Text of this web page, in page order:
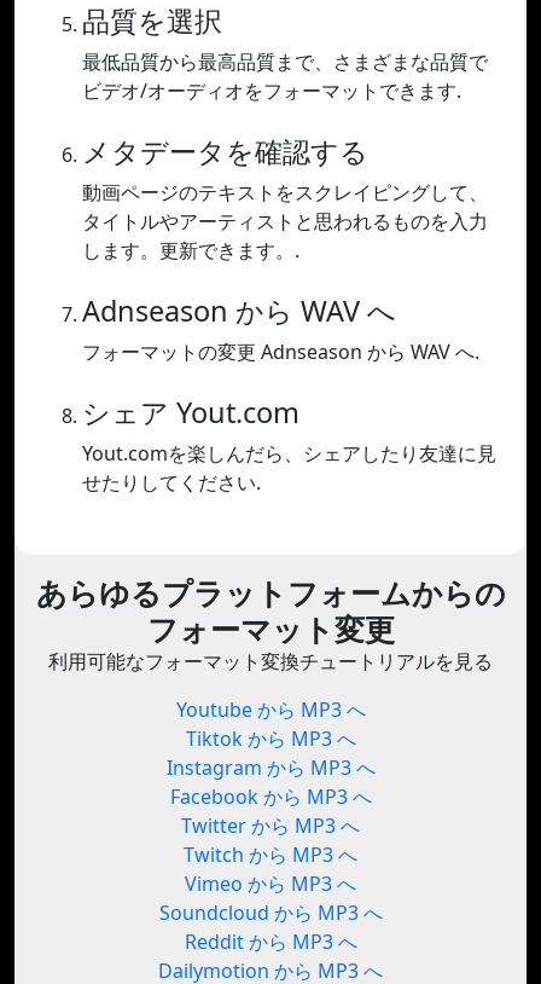
品質を選択
最低品質から最高品質まで、さまざまな品質で
ビデオ/オーディオをフォーマットできます.
メタデータを確認する
動画ページのテキストをスクレイピングして、
タイトルやアーティストと思われるものを入力
します。更新できます。.
Adnseason から WAV へ
フォーマットの変更 Adnseason から WAV へ.
シェア Yout.com
Yout.comを楽しんだら、シェアしたり友達に見
せたりしてください.
あらゆるプラットフォームからの
フォーマット変更
利用可能なフォーマット変換チュートリアルを見る
Youtube から MP3 へ
Tiktok から MP3 へ
Instagram から MP3 へ
Facebook から MP3 へ
Twitter から MP3 へ
Twitch から MP3 へ
Vimeo から MP3 へ
Soundcloud から MP3 へ
Reddit から MP3 へ
Dailymotion から MP3 へ